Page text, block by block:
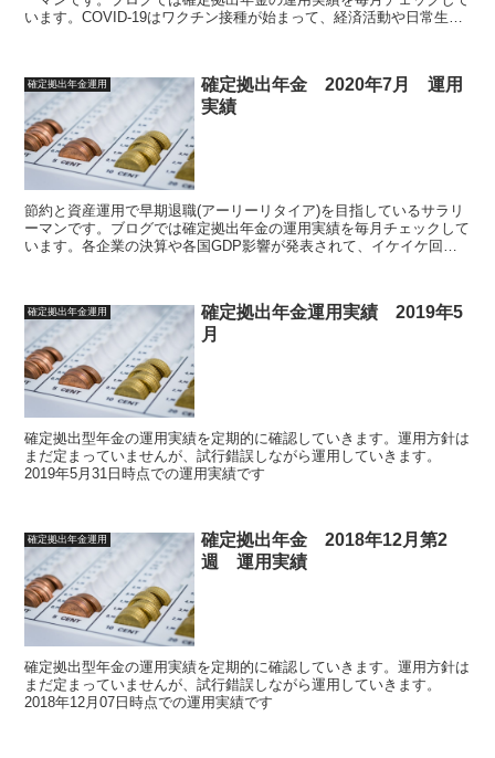
います。COVID-19はワクチン接種が始まって、経済活動や日常生活
ね。長期投資なので、動じずにコツコツと購入していきますが、少し
国内株・債権の購入・持ち方に変化をつけていくか迷走中です。今月
は2021年3月運用実績のまとめです
確定拠出年金運用
確定拠出年金 2020年7月 運用
実績
節約と資産運用で早期退職(アーリーリタイア)を目指しているサラリ
ーマンです。ブログでは確定拠出年金の運用実績を毎月チェックして
います。各企業の決算や各国GDP影響が発表されて、イケイケ回復
確定拠出年金運用
確定拠出年金運用実績 2019年5
月
確定拠出型年金の運用実績を定期的に確認していきます。運用方針は
まだ定まっていませんが、試行錯誤しながら運用していきます。
2019年5月31日時点での運用実績です
確定拠出年金運用
確定拠出年金 2018年12月第2
週 運用実績
確定拠出型年金の運用実績を定期的に確認していきます。運用方針は
まだ定まっていませんが、試行錯誤しながら運用していきます。
2018年12月07日時点での運用実績です